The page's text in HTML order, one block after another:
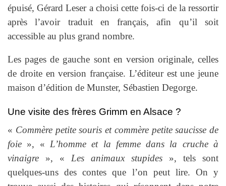
épuisé, Gérard Leser a choisi cette fois-ci de la ressortir
après l’avoir traduit en français, afin qu’il soit
accessible au plus grand nombre.
Les pages de gauche sont en version originale, celles
de droite en version française. L’éditeur est une jeune
maison d’édition de Munster, Sébastien Degorge.
Une visite des frères Grimm en Alsace ?
« Commère petite souris et commère petite saucisse de
foie », « L’homme et la femme dans la cruche à
vinaigre », « Les animaux stupides », tels sont
quelques-uns des contes que l’on peut lire. On y